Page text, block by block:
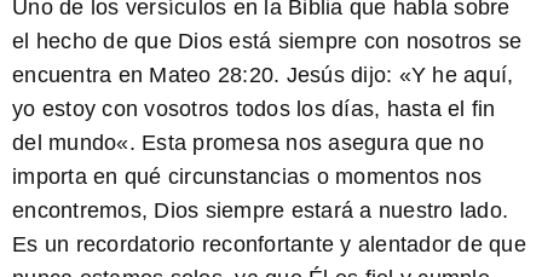
Uno de los versículos en la Biblia que habla sobre
el hecho de que Dios está siempre con nosotros se
encuentra en Mateo 28:20. Jesús dijo: «Y he aquí,
yo estoy con vosotros todos los días, hasta el fin
del mundo«. Esta promesa nos asegura que no
importa en qué circunstancias o momentos nos
encontremos, Dios siempre estará a nuestro lado.
Es un recordatorio reconfortante y alentador de que